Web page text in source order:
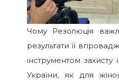
Чому Резолюція
результати її
інструментом захисту
України, як для